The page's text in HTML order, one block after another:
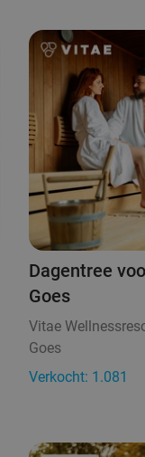
Dagentree
Goes
Vitae
Goes
Verkocht: 1.081